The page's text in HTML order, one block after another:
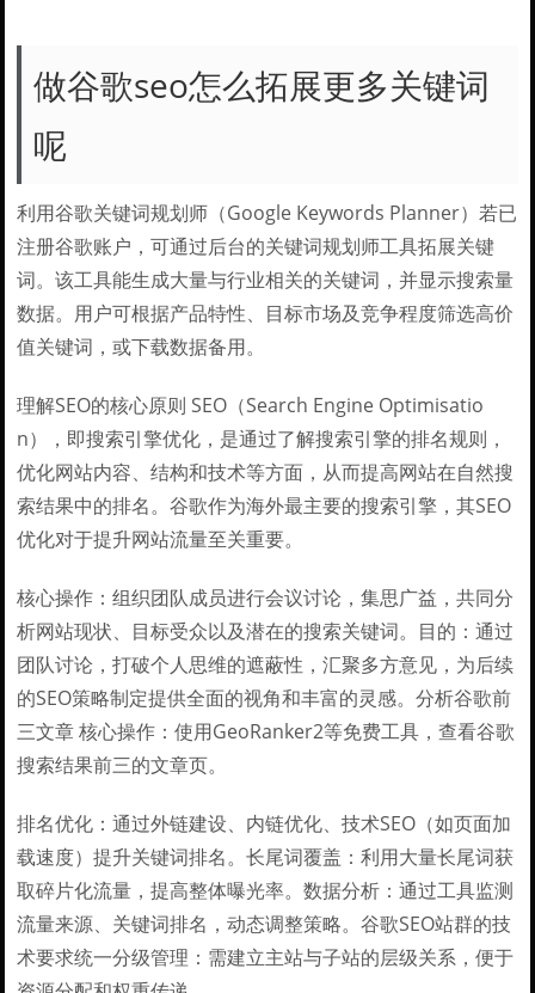
做谷歌seo怎么拓展更多关键词
呢
利用谷歌关键词规划师（Google Keywords Planner）若已
注册谷歌账户，可通过后台的关键词规划师工具拓展关键
词。该工具能生成大量与行业相关的关键词，并显示搜索量
数据。用户可根据产品特性、目标市场及竞争程度筛选高价
值关键词，或下载数据备用。
理解SEO的核心原则 SEO（Search Engine Optimisatio
n），即搜索引擎优化，是通过了解搜索引擎的排名规则，
优化网站内容、结构和技术等方面，从而提高网站在自然搜
索结果中的排名。谷歌作为海外最主要的搜索引擎，其SEO
优化对于提升网站流量至关重要。
核心操作：组织团队成员进行会议讨论，集思广益，共同分
析网站现状、目标受众以及潜在的搜索关键词。目的：通过
团队讨论，打破个人思维的遮蔽性，汇聚多方意见，为后续
的SEO策略制定提供全面的视角和丰富的灵感。分析谷歌前
三文章 核心操作：使用GeoRanker2等免费工具，查看谷歌
搜索结果前三的文章页。
排名优化：通过外链建设、内链优化、技术SEO（如页面加
载速度）提升关键词排名。长尾词覆盖：利用大量长尾词获
取碎片化流量，提高整体曝光率。数据分析：通过工具监测
流量来源、关键词排名，动态调整策略。谷歌SEO站群的技
术要求统一分级管理：需建立主站与子站的层级关系，便于